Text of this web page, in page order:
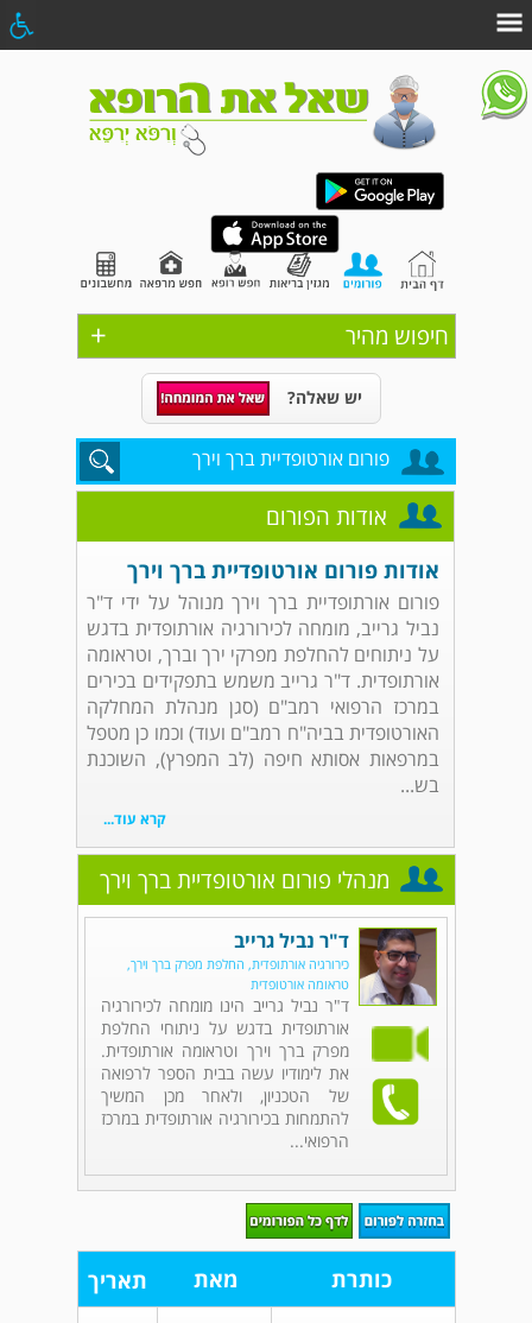
+ חיפוש מהיר
יש שאלה?
פורום אורטופדיית ברך וירך
אודות הפורום
אודות פורום אורטופדיית ברך וירך
פורום אורתופדיית ברך וירך מנוהל על ידי ד"ר
נביל גרייב, מומחה לכירורגיה אורתופדית בדגש
על ניתוחים להחלפת מפרקי ירך וברך, וטראומה
אורתופדית. ד"ר גרייב משמש בתפקידים בכירים
במרכז הרפואי רמב"ם (סגן מנהלת המחלקה
האורטופדית בביה"ח רמב"ם ועוד) וכמו כן מטפל
במרפאות אסותא חיפה (לב המפרץ), השוכנת
בש...
קרא עוד...
מנהלי פורום אורטופדיית ברך וירך
ד"ר נביל גרייב
כירורגיה אורתופדית, החלפת מפרק ברך וירך,
טראומה אורטופדית
ד"ר נביל גרייב הינו מומחה לכירורגיה
אורתופדית בדגש על ניתוחי החלפת
מפרק ברך וירך וטראומה אורתופדית.
את לימודיו עשה בבית הספר לרפואה
של הטכניון, ולאחר מכן המשיך
להתמחות בכירורגיה אורתופדית במרכז
הרפואי...
כותרת מאת תאריך